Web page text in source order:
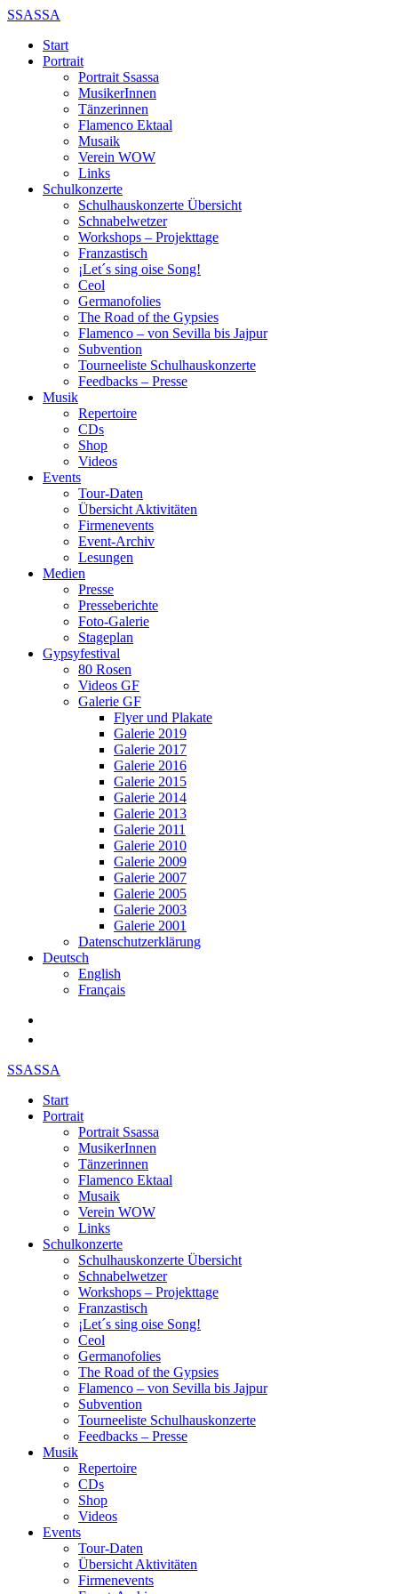
SSASSA
Start
Portrait
Portrait Ssassa
MusikerInnen
Tänzerinnen
Flamenco Ektaal
Musaik
Verein WOW
Links
Schulkonzerte
Schulhauskonzerte Übersicht
Schnabelwetzer
Workshops – Projekttage
Franzastisch
¡Let´s sing oise Song!
Ceol
Germanofolies
The Road of the Gypsies
Flamenco – von Sevilla bis Jajpur
Subvention
Tourneeliste Schulhauskonzerte
Feedbacks – Presse
Musik
Repertoire
CDs
Shop
Videos
Events
Tour-Daten
Übersicht Aktivitäten
Firmenevents
Event-Archiv
Lesungen
Medien
Presse
Presseberichte
Foto-Galerie
Stageplan
Gypsyfestival
80 Rosen
Videos GF
Galerie GF
Flyer und Plakate
Galerie 2019
Galerie 2017
Galerie 2016
Galerie 2015
Galerie 2014
Galerie 2013
Galerie 2011
Galerie 2010
Galerie 2009
Galerie 2007
Galerie 2005
Galerie 2003
Galerie 2001
Datenschutzerklärung
Deutsch
English
Français
SSASSA
Start
Portrait
Portrait Ssassa
MusikerInnen
Tänzerinnen
Flamenco Ektaal
Musaik
Verein WOW
Links
Schulkonzerte
Schulhauskonzerte Übersicht
Schnabelwetzer
Workshops – Projekttage
Franzastisch
¡Let´s sing oise Song!
Ceol
Germanofolies
The Road of the Gypsies
Flamenco – von Sevilla bis Jajpur
Subvention
Tourneeliste Schulhauskonzerte
Feedbacks – Presse
Musik
Repertoire
CDs
Shop
Videos
Events
Tour-Daten
Übersicht Aktivitäten
Firmenevents